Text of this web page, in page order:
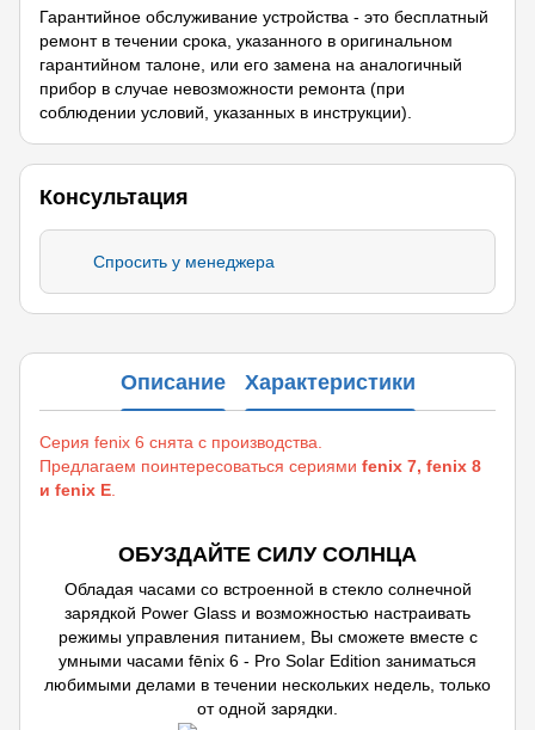
Гарантийное обслуживание устройства - это бесплатный
ремонт в течении срока, указанного в оригинальном
гарантийном талоне, или его замена на аналогичный
прибор в случае невозможности ремонта (при
соблюдении условий, указанных в инструкции).
Консультация
Спросить у менеджера
Описание Характеристики
Серия fenix 6 снята с производства.
Предлагаем поинтересоваться сериями fenix 7, fenix 8
и fenix E
ОБУЗДАЙТЕ СИЛУ СОЛНЦА
Обладая часами со встроенной в стекло солнечной
зарядкой Power Glass и возможностью настраивать
режимы управления питанием, Вы сможете вместе с
умными часами fēnix 6 - Pro Solar Edition заниматься
любимыми делами в течении нескольких недель, только
от одной зарядки.